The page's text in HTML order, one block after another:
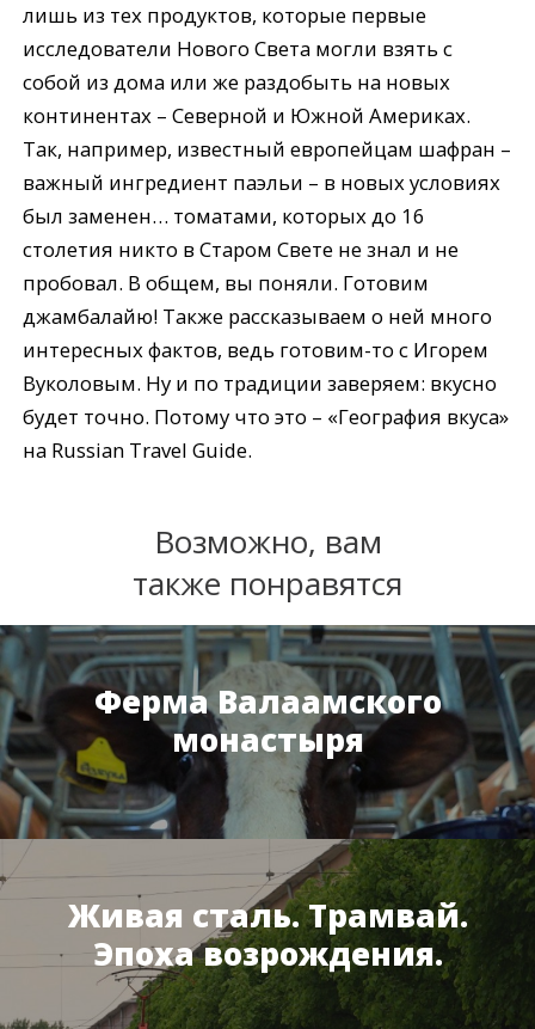
лишь из тех продуктов, которые первые
исследователи Нового Света могли взять с
собой из дома или же раздобыть на новых
континентах – Северной и Южной Америках.
Так, например, известный европейцам шафран –
важный ингредиент паэльи – в новых условиях
был заменен… томатами, которых до 16
столетия никто в Старом Свете не знал и не
пробовал. В общем, вы поняли. Готовим
джамбалайю! Также рассказываем о ней много
интересных фактов, ведь готовим-то с Игорем
Вуколовым. Ну и по традиции заверяем: вкусно
будет точно. Потому что это – «География вкуса»
на Russian Travel Guide.
Возможно, вам
также понравятся
Ферма Валаамского
монастыря
Живая сталь. Трамвай.
Эпоха возрождения.